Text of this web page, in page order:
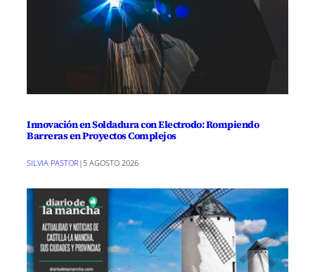
Innovación en Soldadura con Electrodo: Rompiendo
Barreras en Proyectos Complejos
SILVIA PASTOR | 5 AGOSTO 2026